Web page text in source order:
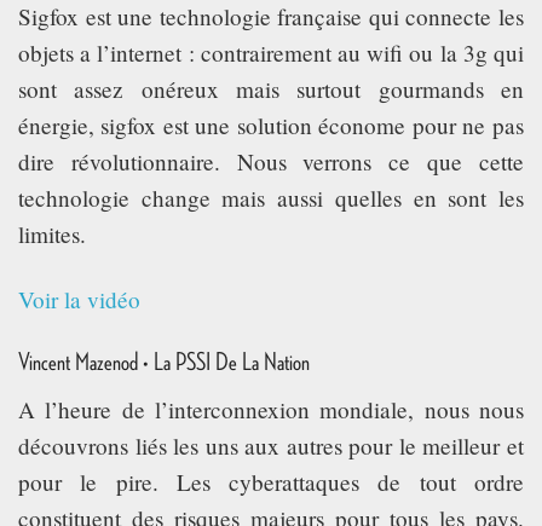
Sigfox est une technologie française qui connecte les
objets a l’internet : contrairement au wifi ou la 3g qui
sont assez onéreux mais surtout gourmands en
énergie, sigfox est une solution économe pour ne pas
dire révolutionnaire. Nous verrons ce que cette
technologie change mais aussi quelles en sont les
limites.
Voir la vidéo
Vincent Mazenod • La PSSI De La Nation
A l’heure de l’interconnexion mondiale, nous nous
découvrons liés les uns aux autres pour le meilleur et
pour le pire. Les cyberattaques de tout ordre
constituent des risques majeurs pour tous les pays.